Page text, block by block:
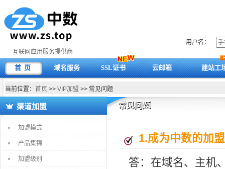
互联网应用服务提供商
用户名：
首 页 域名服务 SSL证书 云邮箱 建站工
当前位置： 首页 >> VIP加盟 >> 常见问题
渠道加盟
加盟模式
产品集锦
加盟级别
常见问题
1.成为中数的加
答：在域名、主机